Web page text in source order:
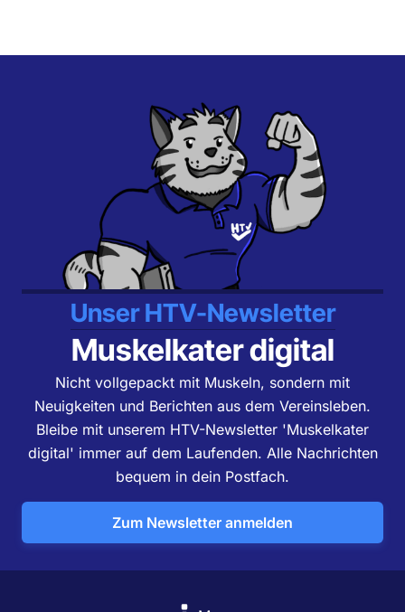
Unser HTV-Newsletter
Muskelkater digital
Nicht vollgepackt mit Muskeln, sondern mit
Neuigkeiten und Berichten aus dem Vereinsleben.
Bleibe mit unserem HTV-Newsletter 'Muskelkater
digital' immer auf dem Laufenden. Alle Nachrichten
bequem in dein Postfach.
Zum Newsletter anmelden